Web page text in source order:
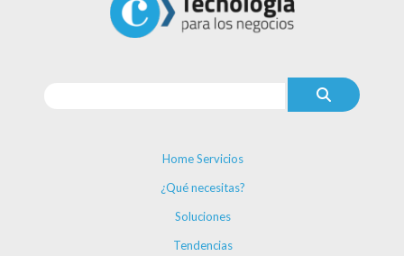
Home Servicios
¿Qué necesitas?
Soluciones
Tendencias